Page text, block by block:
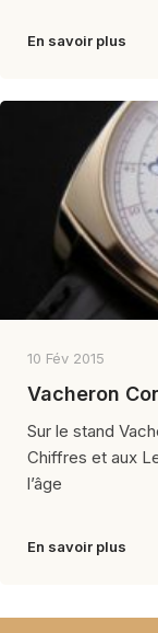
En savoir plus
10 Fév 2015
Vacheron
Sur le stand
Chiffres et aux
l’âge
En savoir plus